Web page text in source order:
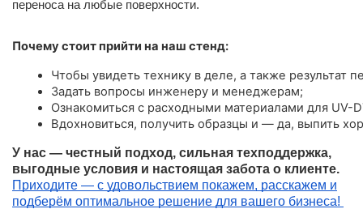
переноса на любые поверхности.
Почему стоит прийти на наш стенд:
Чтобы увидеть технику в деле, а также результат
Задать вопросы инженеру и менеджерам;
Ознакомиться с расходными материалами для UV-
Вдохновиться, получить образцы и — да, выпить
У нас — честный подход, сильная техподдержка,
выгодные условия и настоящая забота о клиенте.
Приходите — с удовольствием покажем, расскажем и
подберём оптимальное решение для вашего бизнеса!